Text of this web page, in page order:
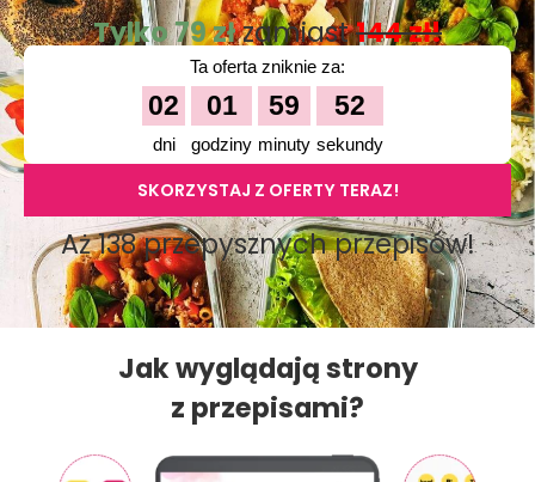
Tylko 79 złzamiast144 zł!
Ta oferta zniknie za:
02
dni
01
godziny
59
minuty
51
sekundy
SKORZYSTAJ Z OFERTY TERAZ!
Aż 138 przepysznych przepisów!
Jak wyglądają strony
z przepisami?